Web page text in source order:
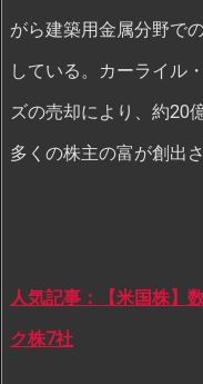
がら建築用金属分野で
している。カーライル
ズの売却により、約20
多くの株主の富が創出
人気記事：【米国株】
ク株7社